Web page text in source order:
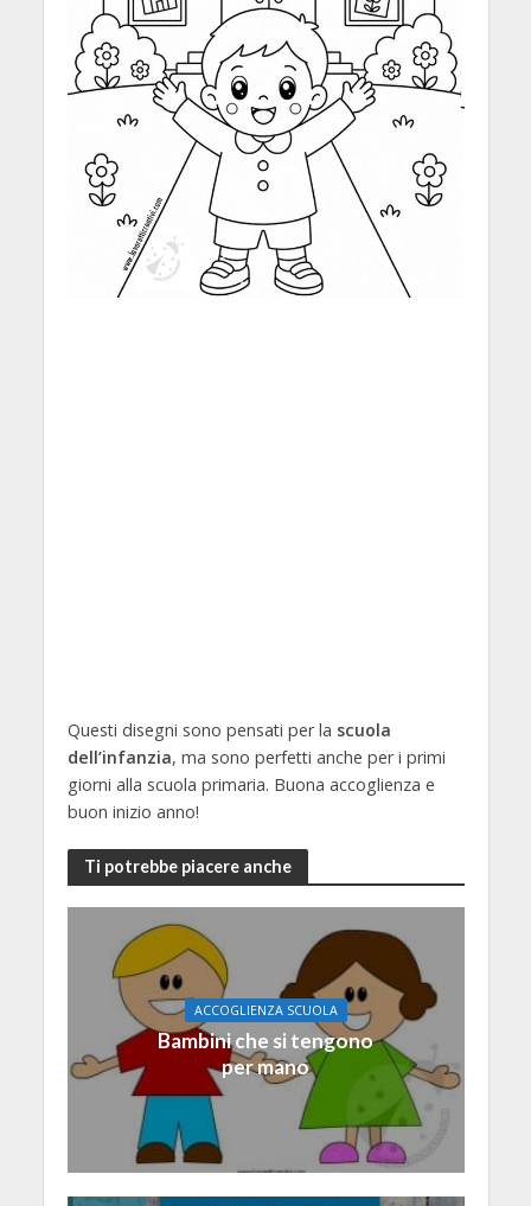
Questi disegni sono pensati per la scuola
dell’infanzia, ma sono perfetti anche per i primi
giorni alla scuola primaria. Buona accoglienza e
buon inizio anno!
Ti potrebbe piacere anche
ACCOGLIENZA SCUOLA
Bambini che si tengono
per mano